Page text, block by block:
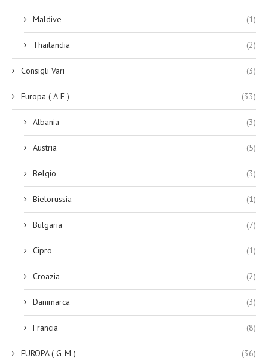
Maldive (1)
Thailandia (2)
Consigli Vari (3)
Europa ( A-F ) (33)
Albania (3)
Austria (5)
Belgio (3)
Bielorussia (1)
Bulgaria (7)
Cipro (1)
Croazia (2)
Danimarca (3)
Francia (8)
EUROPA ( G-M ) (36)